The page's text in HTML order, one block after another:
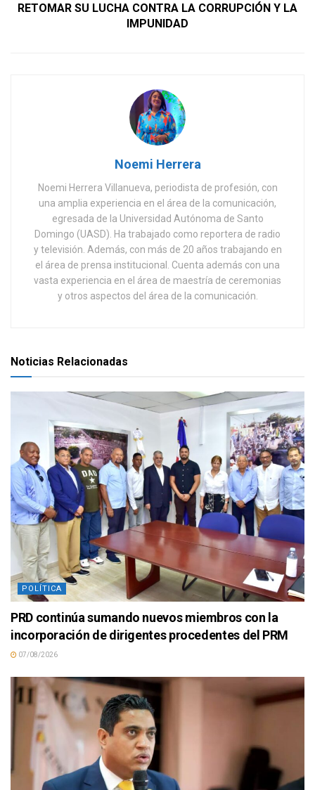
RETOMAR SU LUCHA CONTRA LA CORRUPCIÓN Y LA
IMPUNIDAD
Noemi Herrera
Noemi Herrera Villanueva, periodista de profesión, con
una amplia experiencia en el área de la comunicación,
egresada de la Universidad Autónoma de Santo
Domingo (UASD). Ha trabajado como reportera de radio
y televisión. Además, con más de 20 años trabajando en
el área de prensa institucional. Cuenta además con una
vasta experiencia en el área de maestría de ceremonias
y otros aspectos del área de la comunicación.
Noticias Relacionadas
POLÍTICA
PRD continúa sumando nuevos miembros con la
incorporación de dirigentes procedentes del PRM
07/08/2026